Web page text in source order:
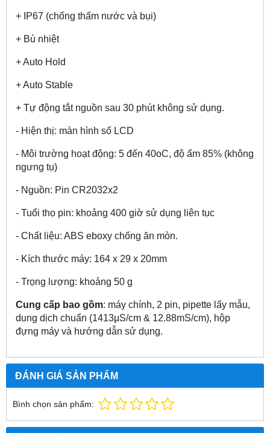
+ IP67 (chống thấm nước và bụi)
+ Bù nhiệt
+ Auto Hold
+ Auto Stable
+ Tự động tắt nguồn sau 30 phút không sử dụng.
- Hiện thị: màn hình số LCD
- Môi trường hoạt động: 5 đến 40oC, độ ẩm 85% (không
ngưng tụ)
- Nguồn: Pin CR2032x2
- Tuổi thọ pin: khoảng 400 giờ sử dụng liên tục
- Chất liệu: ABS eboxy chống ăn mòn.
- Kích thước máy: 164 x 29 x 20mm
- Trọng lượng: khoảng 50 g
Cung cấp bao gồm: máy chính, 2 pin, pipette lấy mẫu,
dung dịch chuẩn (1413μS/cm & 12.88mS/cm), hộp
đựng máy và hướng dẫn sử dụng.
ĐÁNH GIÁ SẢN PHẨM
Bình chọn sản phẩm: